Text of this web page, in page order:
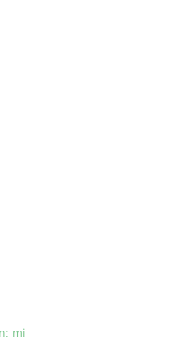
mi